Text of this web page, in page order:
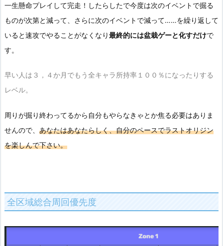
一生懸命プレイして完走！したらしたで今度は次のイベントで掘る
ものが次第と減って、さらに次のイベントで減って……を繰り返して
いると速攻でやることがなくなり最終的には盆栽ゲーと化すだけで
す。
早い人は３，４か月でもう全キャラ所持率１００％になったりする
レベル。
周りが掘り終わってるから自分もやらなきゃとか焦る必要はありま
せんので、 あなたはあなたらしく、自分のペースでラストオリジン
を楽しんで下さい。
全区域総合周回優先度